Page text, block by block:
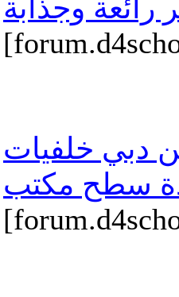
وجذابة
دبي خلفيات
سطح مكتب